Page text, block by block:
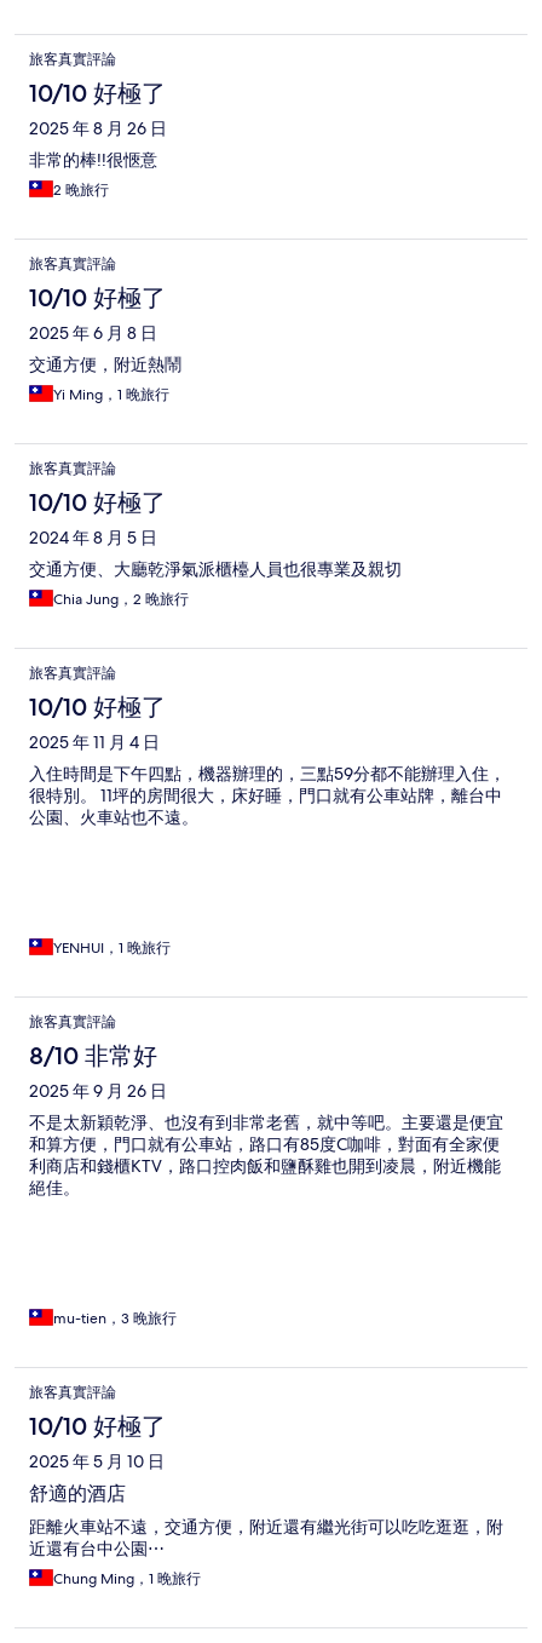
旅客真實評論
10/10 好極了
2025 年 8 月 26 日
非常的棒!!很愜意
2 晚旅行
旅客真實評論
10/10 好極了
2025 年 6 月 8 日
交通方便，附近熱鬧
Yi Ming，1 晚旅行
旅客真實評論
10/10 好極了
2024 年 8 月 5 日
交通方便、大廳乾淨氣派櫃檯人員也很專業及親切
Chia Jung，2 晚旅行
旅客真實評論
10/10 好極了
2025 年 11 月 4 日
入住時間是下午四點，機器辦理的，三點59分都不能辦理入住，
很特別。 11坪的房間很大，床好睡，門口就有公車站牌，離台中
公園、火車站也不遠。
YENHUI，1 晚旅行
旅客真實評論
8/10 非常好
2025 年 9 月 26 日
不是太新穎乾淨、也沒有到非常老舊，就中等吧。主要還是便宜
和算方便，門口就有公車站，路口有85度C咖啡，對面有全家便
利商店和錢櫃KTV，路口控肉飯和鹽酥雞也開到凌晨，附近機能
絕佳。
mu-tien，3 晚旅行
旅客真實評論
10/10 好極了
2025 年 5 月 10 日
舒適的酒店
距離火車站不遠，交通方便，附近還有繼光街可以吃吃逛逛，附
近還有台中公園⋯
Chung Ming，1 晚旅行